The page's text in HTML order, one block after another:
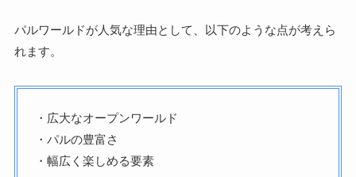
パルワールドが人気な理由として、以下のような点が考えら
れます。
・広大なオープンワールド
・パルの豊富さ
・幅広く楽しめる要素